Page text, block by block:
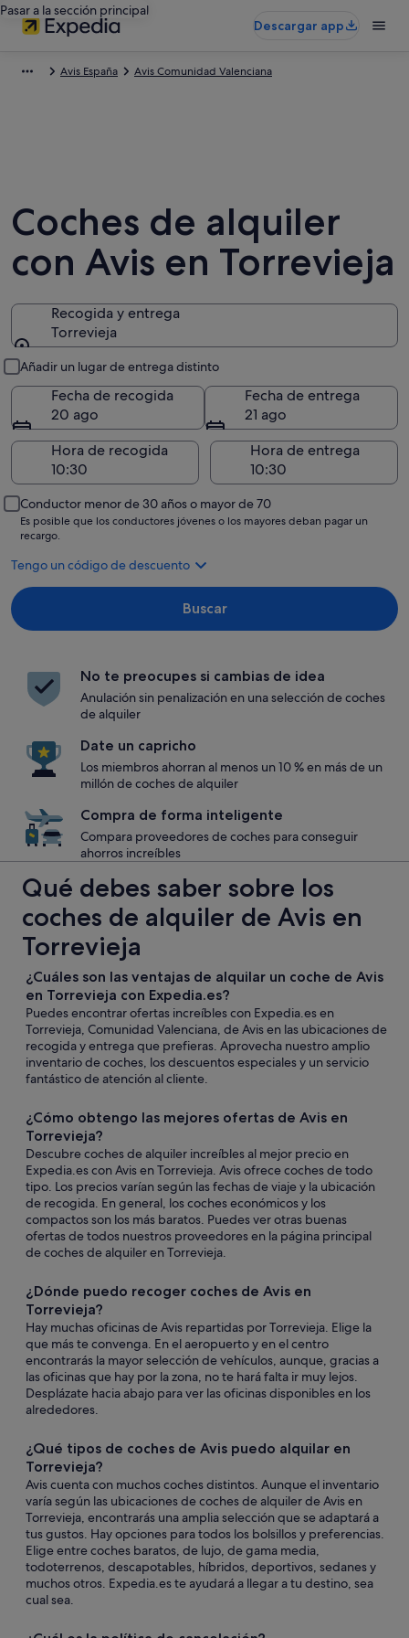
Pasar a la sección principal
Descargar app
Avis España Avis Comunidad Valenciana
Coches de alquiler
con Avis en Torrevieja
Recogida y entrega
Torrevieja
Añadir un lugar de entrega distinto
Fecha de recogida
20 ago
Fecha de entrega
21 ago
Hora de recogida
Hora de entrega
Conductor menor de 30 años o mayor de 70
Es posible que los conductores jóvenes o los mayores deban pagar un
recargo.
Tengo un código de descuento
Buscar
No te preocupes si cambias de idea
Anulación sin penalización en una selección de coches
de alquiler
Date un capricho
Los miembros ahorran al menos un 10 % en más de un
millón de coches de alquiler
Compra de forma inteligente
Compara proveedores de coches para conseguir
ahorros increíbles
Qué debes saber sobre los
coches de alquiler de Avis en
Torrevieja
¿Cuáles son las ventajas de alquilar un coche de Avis
en Torrevieja con Expedia.es?
Puedes encontrar ofertas increíbles con Expedia.es en
Torrevieja, Comunidad Valenciana, de Avis en las ubicaciones de
recogida y entrega que prefieras. Aprovecha nuestro amplio
inventario de coches, los descuentos especiales y un servicio
fantástico de atención al cliente.
¿Cómo obtengo las mejores ofertas de Avis en
Torrevieja?
Descubre coches de alquiler increíbles al mejor precio en
Expedia.es con Avis en Torrevieja. Avis ofrece coches de todo
tipo. Los precios varían según las fechas de viaje y la ubicación
de recogida. En general, los coches económicos y los
compactos son los más baratos. Puedes ver otras buenas
ofertas de todos nuestros proveedores en la página principal
de coches de alquiler en Torrevieja.
¿Dónde puedo recoger coches de Avis en
Torrevieja?
Hay muchas oficinas de Avis repartidas por Torrevieja. Elige la
que más te convenga. En el aeropuerto y en el centro
encontrarás la mayor selección de vehículos, aunque, gracias a
las oficinas que hay por la zona, no te hará falta ir muy lejos.
Desplázate hacia abajo para ver las oficinas disponibles en los
alrededores.
¿Qué tipos de coches de Avis puedo alquilar en
Torrevieja?
Avis cuenta con muchos coches distintos. Aunque el inventario
varía según las ubicaciones de coches de alquiler de Avis en
Torrevieja, encontrarás una amplia selección que se adaptará a
tus gustos. Hay opciones para todos los bolsillos y preferencias.
Elige entre coches baratos, de lujo, de gama media,
todoterrenos, descapotables, híbridos, deportivos, sedanes y
muchos otros. Expedia.es te ayudará a llegar a tu destino, sea
cual sea.